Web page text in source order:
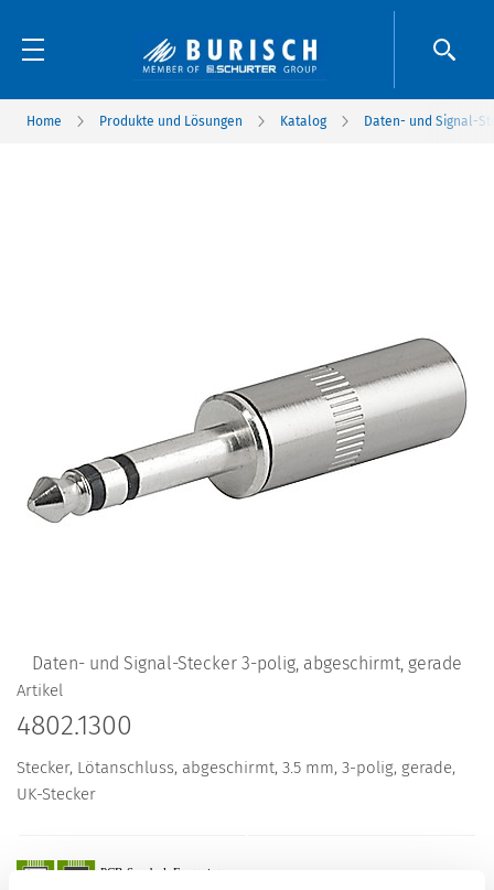
Home Produkte und Lösungen Katalog Daten- und Signal-
Daten- und Signal-Stecker 3-polig, abgeschirmt, gerade
Artikel
4802.1300
Stecker, Lötanschluss, abgeschirmt, 3.5 mm, 3-polig, gerade,
UK-Stecker